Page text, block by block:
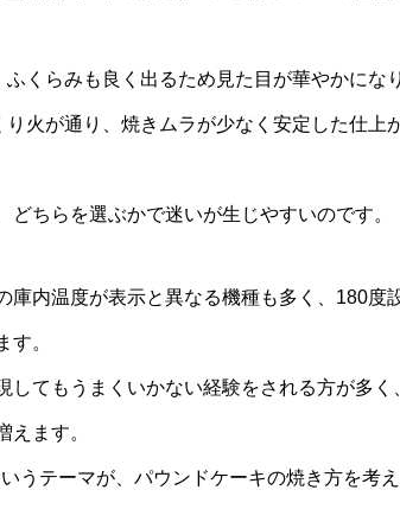
くらみも良く出るため見た目が華やかにな
火が通り、焼きムラが少なく安定した仕上
どちらを選ぶかで迷いが生じやすいのです。
庫内温度が表示と異なる機種も多く、180度
す。
してもうまくいかない経験をされる方が多
えます。
うテーマが、パウンドケーキの焼き方を考